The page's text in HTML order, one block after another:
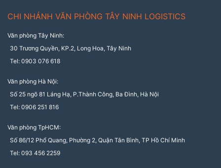
CHI NHÁNH VĂN PHÒNG TÂY NINH LOGISTICS
Văn phòng Tây Ninh:
30 Trương Quyền, KP.2, Long Hoa, Tây Ninh
Tel: 0903 076 618
Văn phòng Hà Nội:
Số 25 ngõ 81 Láng Hạ, P.Thành Công, Ba Đình, Hà Nội
Tel: 0906 251 816
Văn phòng TpHCM:
Số 86/12 Phổ Quang, Phường 2, Quận Tân Bình, TP Hồ Chí Minh
Tel: 093 456 2259